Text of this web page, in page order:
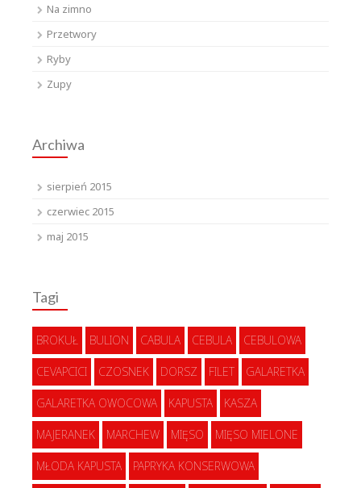
Na zimno
Przetwory
Ryby
Zupy
Archiwa
sierpień 2015
czerwiec 2015
maj 2015
Tagi
BROKUŁ BULION CABULA CEBULA CEBULOWA
CEVAPCICI CZOSNEK DORSZ FILET GALARETKA
GALARETKA OWOCOWA KAPUSTA KASZA
MAJERANEK MARCHEW MIĘSO MIĘSO MIELONE
MŁODA KAPUSTA PAPRYKA KONSERWOWA